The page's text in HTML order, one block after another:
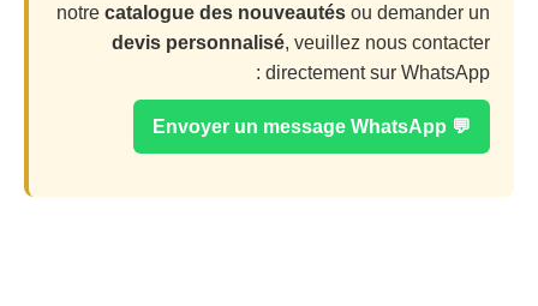
notre catalogue des nouveautés ou demander un
devis personnalisé, veuillez nous contacter
directement sur WhatsApp :
💬 Envoyer un message WhatsApp